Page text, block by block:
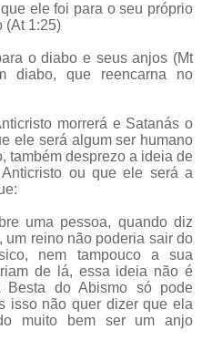
ele foi para o seu próprio
(At 1:25)
o diabo e seus anjos (Mt
diabo, que reencarna no
morrerá e Satanás o
ele será algum ser humano
também desprezo a ideia de
ou que ele será a
uma pessoa, quando diz
um reino não poderia sair do
nem tampouco a sua
de lá, essa ideia não é
Besta do Abismo só pode
isso não quer dizer que ela
muito bem ser um anjo